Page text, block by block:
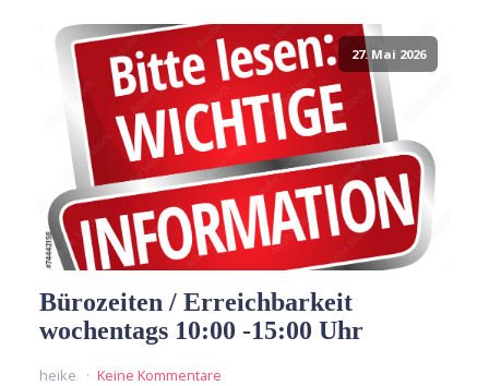
27. Mai 2026
Bürozeiten / Erreichbarkeit
wochentags 10:00 -15:00 Uhr
heike Keine Kommentare